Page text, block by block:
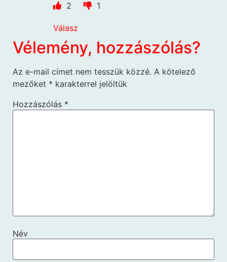
2
1
Válasz
Vélemény, hozzászólás?
Az e-mail címet nem tesszük közzé. A kötelező
mezőket * karakterrel jelöltük
Hozzászólás *
Név